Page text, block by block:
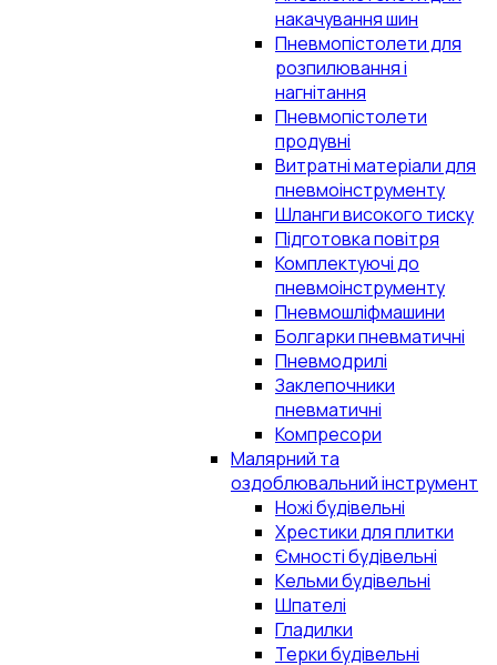
накачування шин
Пневмопістолети для
розпилювання і
нагнітання
Пневмопістолети
продувні
Витратні матеріали для
пневмоінструменту
Шланги високого тиску
Підготовка повітря
Комплектуючі до
пневмоінструменту
Пневмошліфмашини
Болгарки пневматичні
Пневмодрилі
Заклепочники
пневматичні
Компресори
Малярний та
оздоблювальний інструмент
Ножі будівельні
Хрестики для плитки
Ємності будівельні
Кельми будівельні
Шпателі
Гладилки
Терки будівельні